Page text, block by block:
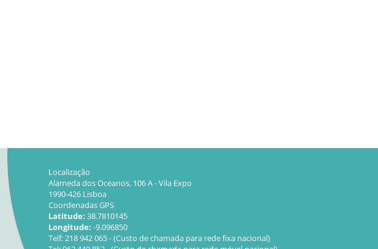
Localização
Alameda dos Oceanos, 106 A - Vila Expo
1990-426 Lisboa
Coordenadas GPS
Latitude: 38.7810145
Longitude: -9.096850
Telf: 218 942 065 - (Custo de chamada para rede fixa nacional)